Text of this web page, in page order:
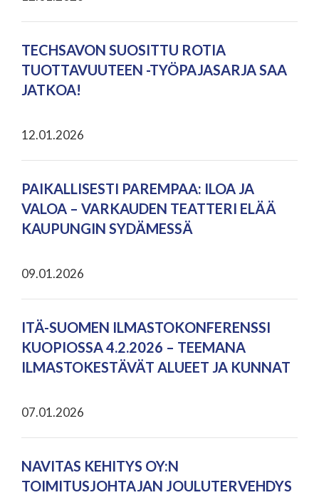
TECHSAVON SUOSITTU ROTIA
TUOTTAVUUTEEN -TYÖPAJASARJA SAA
JATKOA!
12.01.2026
PAIKALLISESTI PAREMPAA: ILOA JA
VALOA – VARKAUDEN TEATTERI ELÄÄ
KAUPUNGIN SYDÄMESSÄ
09.01.2026
ITÄ-SUOMEN ILMASTOKONFERENSSI
KUOPIOSSA 4.2.2026 – TEEMANA
ILMASTOKESTÄVÄT ALUEET JA KUNNAT
07.01.2026
NAVITAS KEHITYS OY:N
TOIMITUSJOHTAJAN JOULUTERVEHDYS